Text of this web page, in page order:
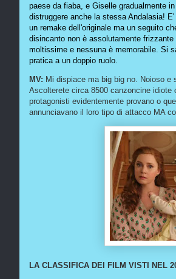
paese da fiaba, e Giselle gradualmente
distruggere anche la stessa Andalasia!
un remake dell'originale ma un seguito
disincanto non è assolutamente
moltissime e nessuna è memorabile. Si
pratica a un doppio ruolo.
MV: Mi dispiace ma big big no. Noioso
Ascolterete circa 8500 canzoncine idiote
protagonisti evidentemente provano o
annunciavano il loro tipo di attacco MA
LA CLASSIFICA DEI FILM VISTI NEL